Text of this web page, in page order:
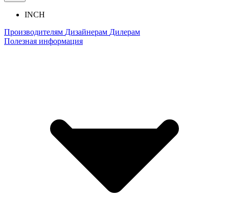
INCH
Производителям Дизайнерам Дилерам
Полезная информация